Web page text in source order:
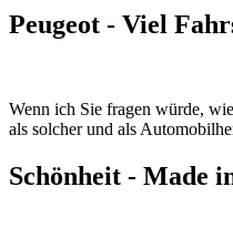
Peugeot - Viel
Wenn ich Sie fragen würde,
als solcher und als
Schönheit - Made